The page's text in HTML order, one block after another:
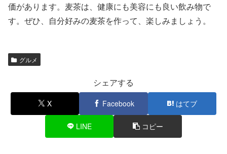
価があります。麦茶は、健康にも美容にも良い飲み物で
す。ぜひ、自分好みの麦茶を作って、楽しみましょう。
グルメ
シェアする
X Facebook はてブ
LINE コピー